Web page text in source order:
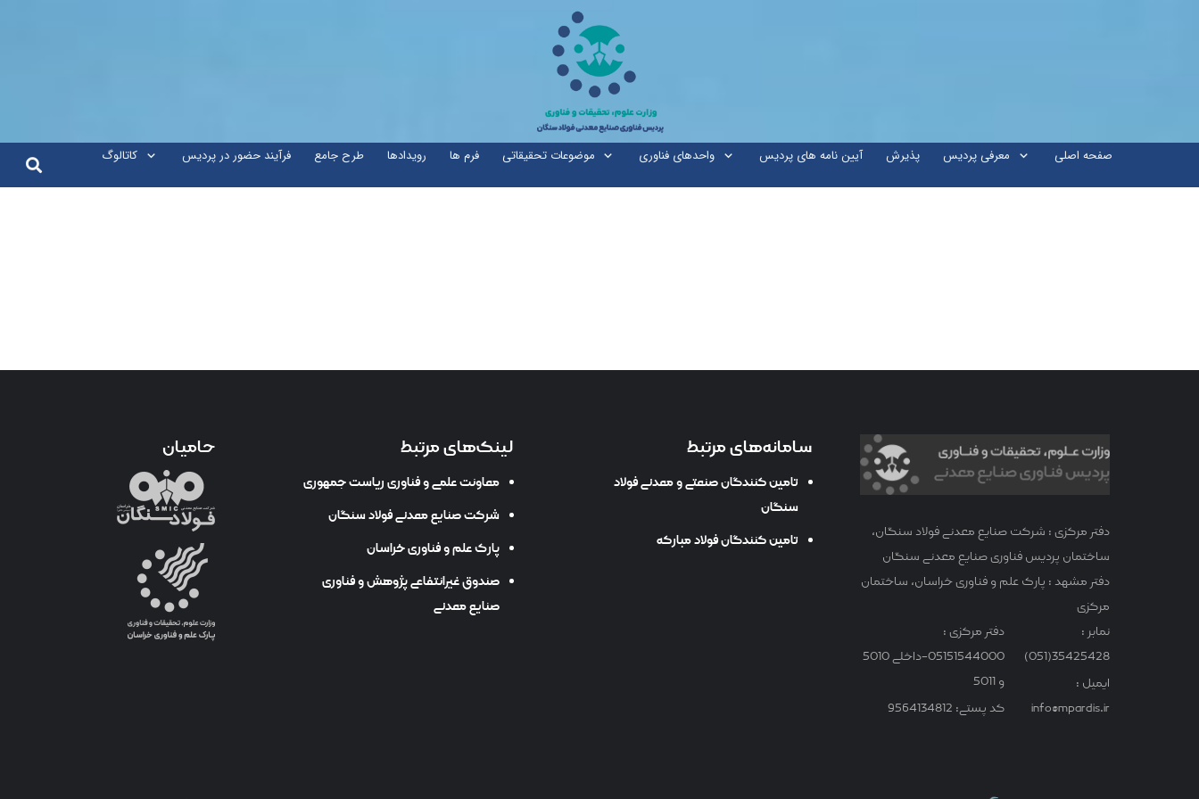
کاتالوگ فرآیند حضور در پردیس طرح جامع رویدادها فرم ها موضوعات تحقیقاتی واحدهای فناوری آیین نامه های پردیس پذیرش معرفی پردیس صفحه اصلی
حامیان لینک‌های مرتبط
معاونت علمی و فناوری ریاست جمهوری
شرکت صنایع معدنی فولاد سنگان
پارک علم و فناوری خراسان
صندوق غیرانتفاعی پژوهش و فناوری
صنایع معدنی
سامانه‌های مرتبط
تامین کنندگان صنعتی و معدنی فولاد
سنگان
تامین کنندگان فولاد مبارکه
دفتر مرکزی : شرکت صنایع معدنی فولاد سنگان،
ساختمان پردیس فناوری صنایع معدنی سنگان
دفتر مشهد : پارک علم و فناوری خراسان، ساختمان
مرکزی
دفتر مرکزی :
05151544000-داخلی 5010
و 5011
کد پستی: 9564134812
نمابر :
35425428(051)
ایمیل :
info@mpardis.ir